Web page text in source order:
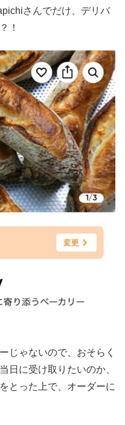
さんでだけ、デリバ
！
じゃないので、おそらく
日に受け取りたいのか、
とった上で、オーダーに